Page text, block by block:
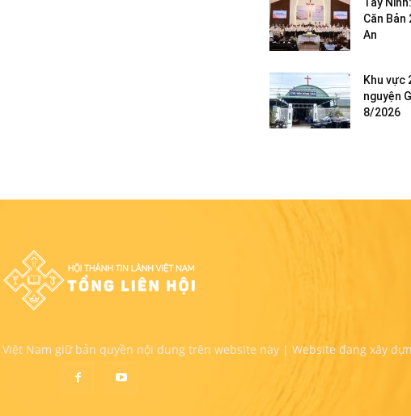
Căn
An
Khu vực
nguyện
8/2026
Nam giữ bản quyền nội dung trên website này | Website đang xây